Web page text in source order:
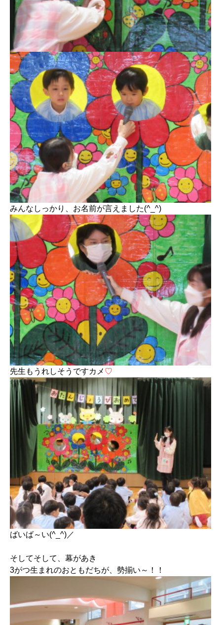
みんなしっかり、お名前が言えました(^_^)
先生もうれしそうですカメ ♡
ばいば～い(^_^)／
そしてそして、幕があき
3がつ生まれのおともだちが、勢揃い～！！